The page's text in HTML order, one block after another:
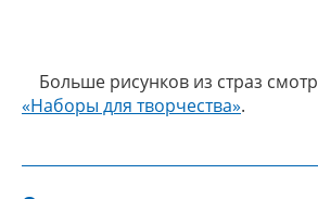
Больше рисунков из страз
«Наборы для творчества».